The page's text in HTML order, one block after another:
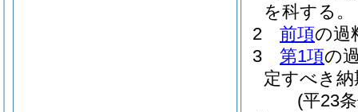
を科する。
2
前項の過
3
第1項の
定すべき
(平23